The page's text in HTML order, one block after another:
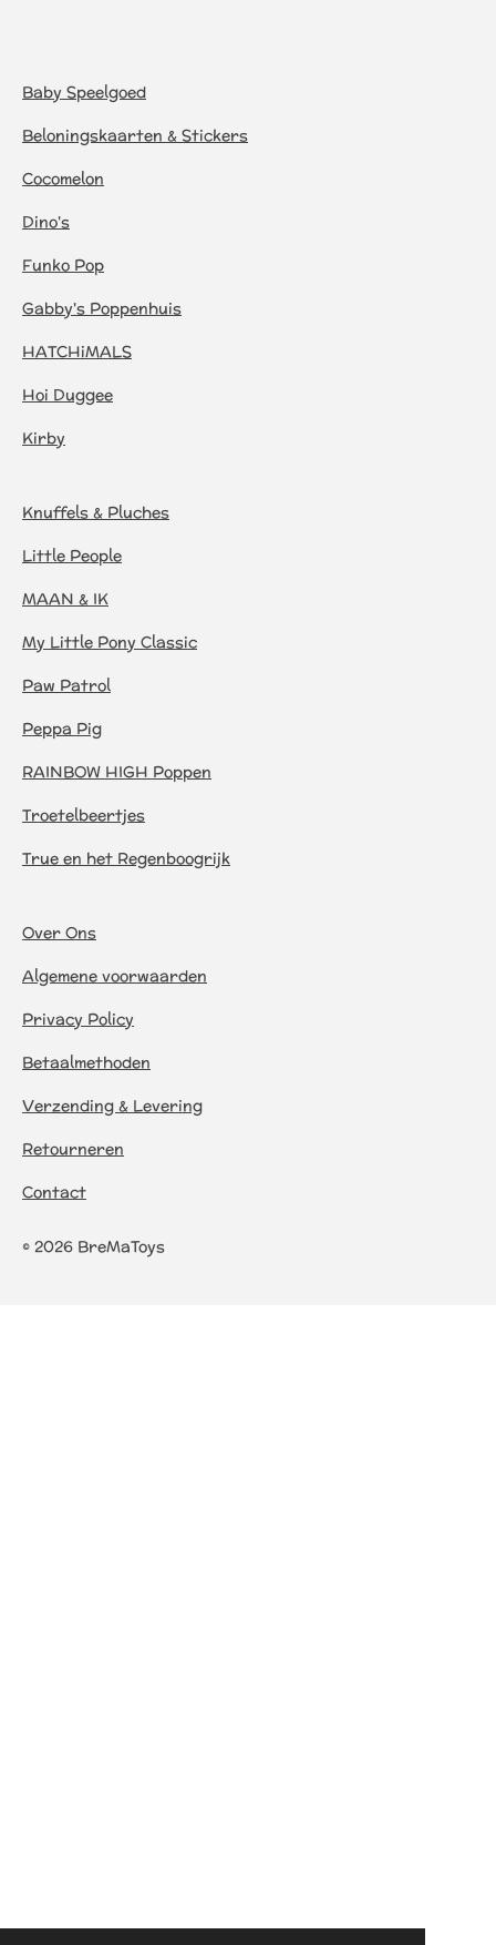
Baby Speelgoed
Beloningskaarten & Stickers
Cocomelon
Dino's
Funko Pop
Gabby's Poppenhuis
HATCHiMALS
Hoi Duggee
Kirby
Knuffels & Pluches
Little People
MAAN & IK
My Little Pony Classic
Paw Patrol
Peppa Pig
RAINBOW HIGH Poppen
Troetelbeertjes
True en het Regenboogrijk
Over Ons
Algemene voorwaarden
Privacy Policy
Betaalmethoden
Verzending & Levering
Retourneren
Contact
© 2026 BreMaToys